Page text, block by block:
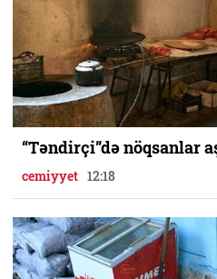
“Təndirçi”də nöqsanlar
cemiyyet 12:18